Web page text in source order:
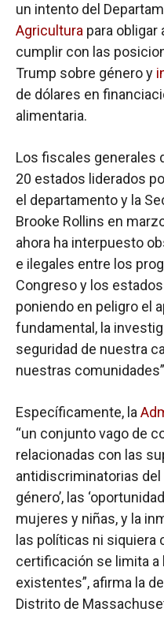
un intento del
Agricultura para
cumplir con las
Trump sobre género y
de dólares en
alimentaria.
Los fiscales generales
20 estados liderados
el departamento y la
Brooke Rollins en
ahora ha interpuesto
e ilegales entre los
Congreso y los
poniendo en peligro el
fundamental, la
seguridad de nuestra
nuestras
Específicamente, la
“un conjunto vago de
relacionadas con las
antidiscriminatorias del
género’, las
mujeres y niñas, y la
las políticas ni siquiera
certificación se limita
existentes”, afirma la
Distrito de